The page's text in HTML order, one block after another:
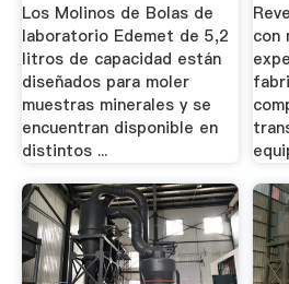
Los Molinos de Bolas de
laboratorio Edemet de 5,2
litros de capacidad están
diseñados para moler
muestras minerales y se
encuentran disponible en
distintos ...
con